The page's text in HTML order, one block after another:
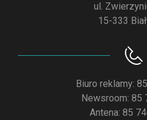
ul.
15-333
Biuro reklamy:
Newsroom: 85
Antena: 85